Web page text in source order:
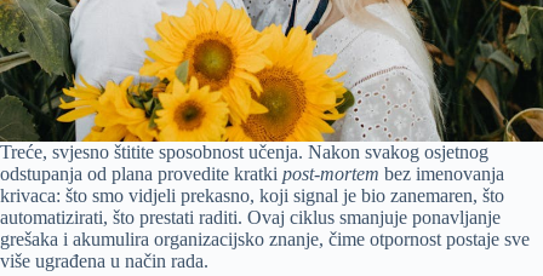
Treće, svjesno štitite sposobnost učenja. Nakon svakog osjetnog
odstupanja od plana provedite kratki post-mortem bez imenovanja
krivaca: što smo vidjeli prekasno, koji signal je bio zanemaren, što
automatizirati, što prestati raditi. Ovaj ciklus smanjuje ponavljanje
grešaka i akumulira organizacijsko znanje, čime otpornost postaje sve
više ugrađena u način rada.